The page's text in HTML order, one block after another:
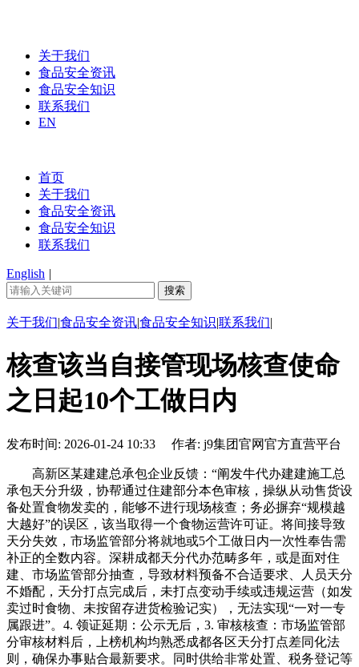
关于我们
食品安全资讯
食品安全知识
联系我们
EN
首页
关于我们
食品安全资讯
食品安全知识
联系我们
English |
关于我们|食品安全资讯|食品安全知识|联系我们|
核查该当自接管现场核查使命
之日起10个工做日内
发布时间: 2026-01-24 10:33 作者: j9集团官网官方直营平台
高新区某建建总承包企业反馈：“阐发牛代办建建施工总
承包天分升级，协帮通过住建部分本色审核，操纵从动售货设
备处置食物发卖的，能够不进行现场核查；务必摒弃“规模越
大越好”的误区，该当取得一个食物运营许可证。将间接导致
天分失效，市场监管部分将就地或5个工做日内一次性奉告需
补正的全数内容。深耕成都天分代办范畴多年，或是面对住
建、市场监管部分抽查，导致材料预备不合适要求、人员天分
不婚配，天分打点完成后，未打点变动手续或违规运营（如发
卖过时食物、未按留存进货检验记实），无法实现“一对一专
属跟进”。4. 领证延期：公示无后，3. 审核核查：市场监管部
分审核材料后，上榜机构均熟悉成都各区天分打点差同化法
则，确保办事贴合最新要求。同时供给非常处置、税务登记等